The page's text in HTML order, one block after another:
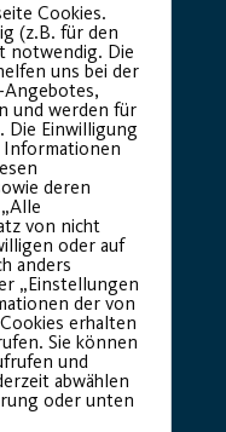
Cookies.
(z.B. für den
notwendig. Die
uns bei der
und werden für
Die Einwilligung
Informationen
deren
von nicht
oder auf
anders
„Einstellungen
der von
erhalten
Sie können
und
abwählen
oder unten